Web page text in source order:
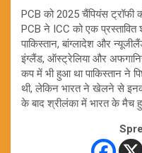
PCB को 2025 चैंपियंस ट्रॉफी
PCB ने ICC को एक
पाकिस्तान, बांग्लादेश और
इंग्लैंड, ऑस्ट्रेलिया और
कप में भी हुआ था पाकिस्तान ने
थी, लेकिन भारत ने खेलने से
के बाद श्रीलंका में भारत के मैच